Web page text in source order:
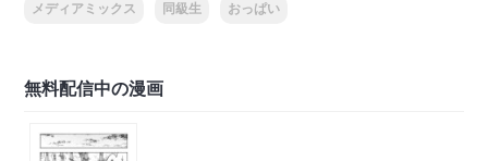
メディアミックス 同級生 おっぱい
無料配信中の漫画